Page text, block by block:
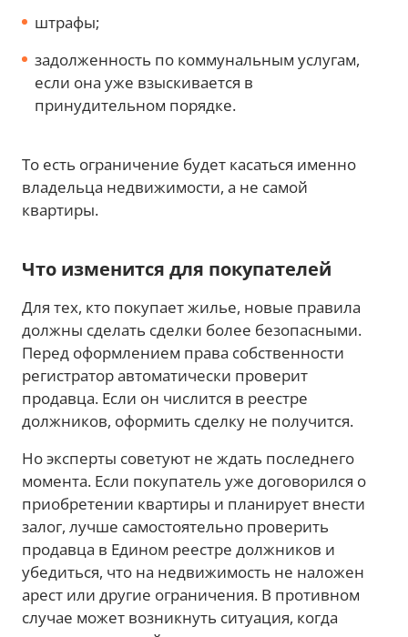
штрафы;
задолженность по коммунальным услугам,
если она уже взыскивается в
принудительном порядке.
То есть ограничение будет касаться именно
владельца недвижимости, а не самой
квартиры.
Что изменится для покупателей
Для тех, кто покупает жилье, новые правила
должны сделать сделки более безопасными.
Перед оформлением права собственности
регистратор автоматически проверит
продавца. Если он числится в реестре
должников, оформить сделку не получится.
Но эксперты советуют не ждать последнего
момента. Если покупатель уже договорился о
приобретении квартиры и планирует внести
залог, лучше самостоятельно проверить
продавца в Едином реестре должников и
убедиться, что на недвижимость не наложен
арест или другие ограничения. В противном
случае может возникнуть ситуация, когда